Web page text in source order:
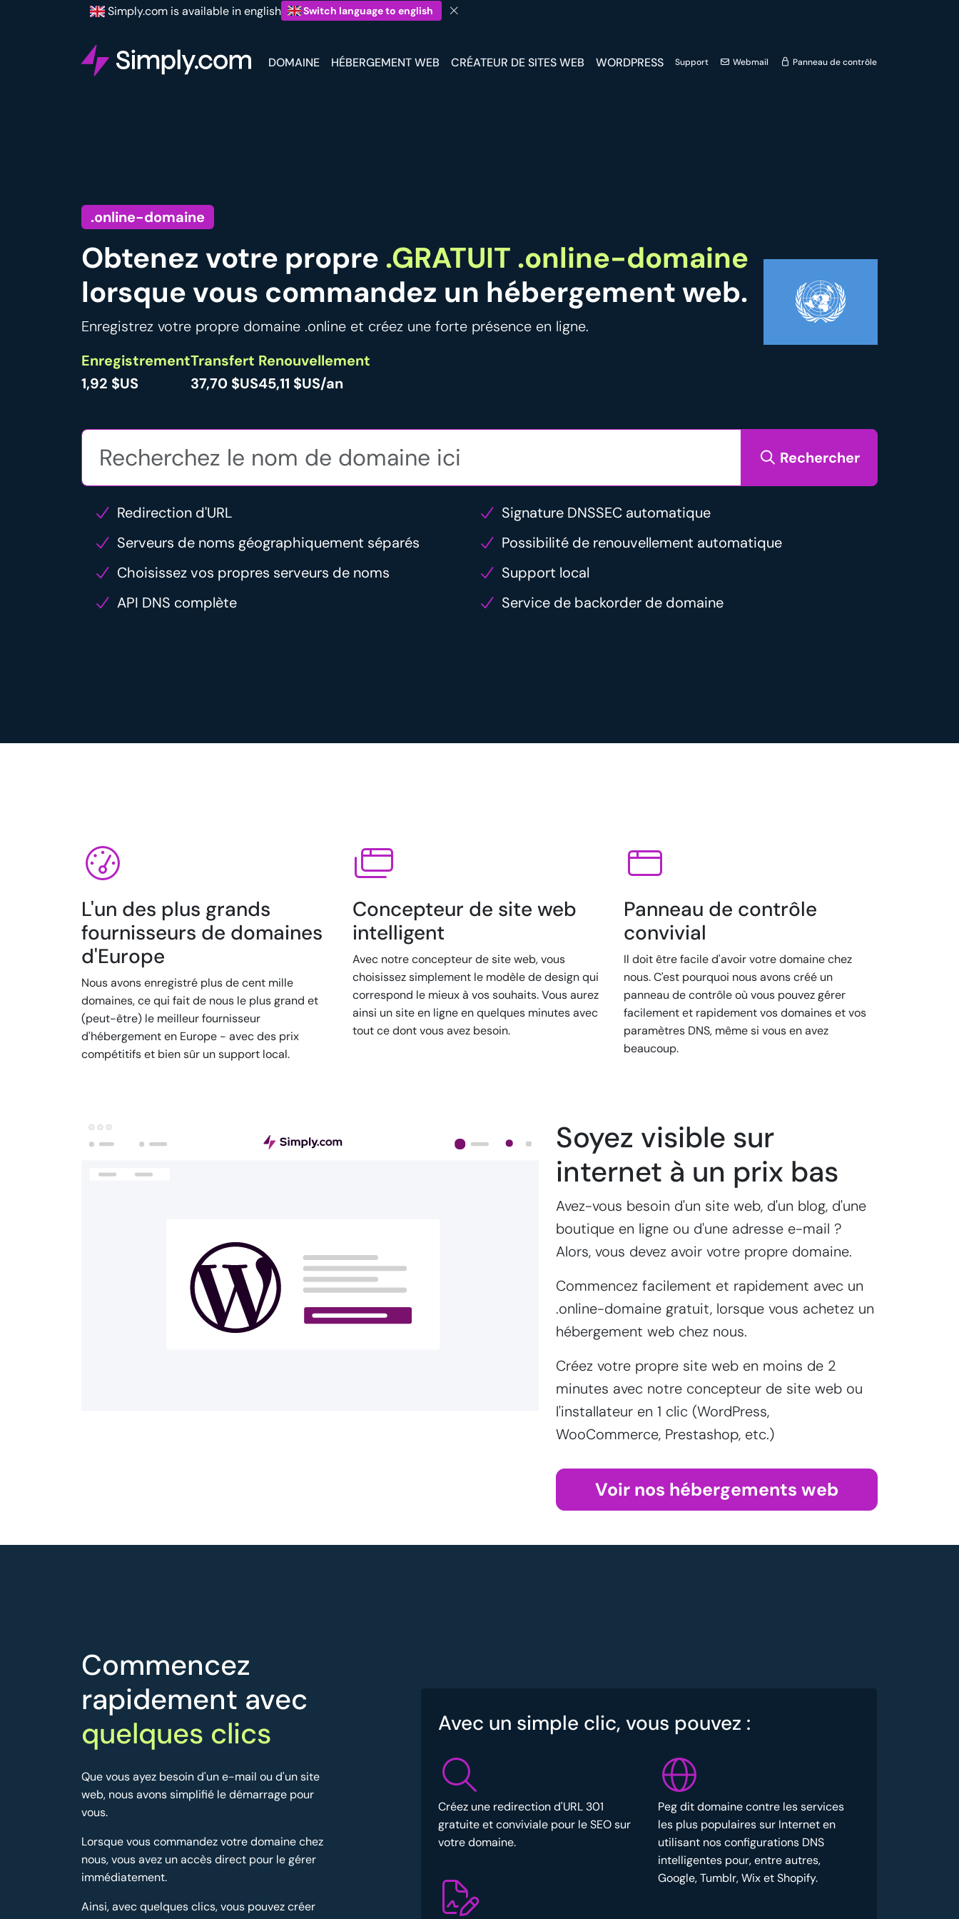
Simply.com is available in english Switch language to english
DOMAINE HÉBERGEMENT WEB CRÉATEUR DE SITES WEB WORDPRESS Support Webmail Panneau de contrôle
.online-domaine
Obtenez votre propre .GRATUIT .online-domaine
lorsque vous commandez un hébergement web.
Enregistrez votre propre domaine .online et créez une forte présence en ligne.
Enregistrement
1,92 $US
Transfert
37,70 $US
Renouvellement
45,11 $US/an
Rechercher
Redirection d'URL
Signature DNSSEC automatique
Serveurs de noms géographiquement séparés
Possibilité de renouvellement automatique
Choisissez vos propres serveurs de noms
Support local
API DNS complète
Service de backorder de domaine
L'un des plus grands
fournisseurs de domaines
d'Europe
Nous avons enregistré plus de cent mille
domaines, ce qui fait de nous le plus grand et
(peut-être) le meilleur fournisseur
d'hébergement en Europe - avec des prix
compétitifs et bien sûr un support local.
Concepteur de site web
intelligent
Avec notre concepteur de site web, vous
choisissez simplement le modèle de design qui
correspond le mieux à vos souhaits. Vous aurez
ainsi un site en ligne en quelques minutes avec
tout ce dont vous avez besoin.
Panneau de contrôle
convivial
Il doit être facile d'avoir votre domaine chez
nous. C'est pourquoi nous avons créé un
panneau de contrôle où vous pouvez gérer
facilement et rapidement vos domaines et vos
paramètres DNS, même si vous en avez
beaucoup.
Soyez visible sur
internet à un prix bas
Avez-vous besoin d'un site web, d'un blog, d'une
boutique en ligne ou d'une adresse e-mail ?
Alors, vous devez avoir votre propre domaine.
Commencez facilement et rapidement avec un
.online-domaine gratuit, lorsque vous achetez un
hébergement web chez nous.
Créez votre propre site web en moins de 2
minutes avec notre concepteur de site web ou
l'installateur en 1 clic (WordPress,
WooCommerce, Prestashop, etc.)
Voir nos hébergements web
Commencez
rapidement avec
quelques clics
Que vous ayez besoin d'un e-mail ou d'un site
web, nous avons simplifié le démarrage pour
vous.
Lorsque vous commandez votre domaine chez
nous, vous avez un accès direct pour le gérer
immédiatement.
Ainsi, avec quelques clics, vous pouvez créer
Avec un simple clic, vous pouvez :
Créez une redirection d'URL 301
gratuite et conviviale pour le SEO sur
votre domaine.
Peg dit domaine contre les services
les plus populaires sur Internet en
utilisant nos configurations DNS
intelligentes pour, entre autres,
Google, Tumblr, Wix et Shopify.